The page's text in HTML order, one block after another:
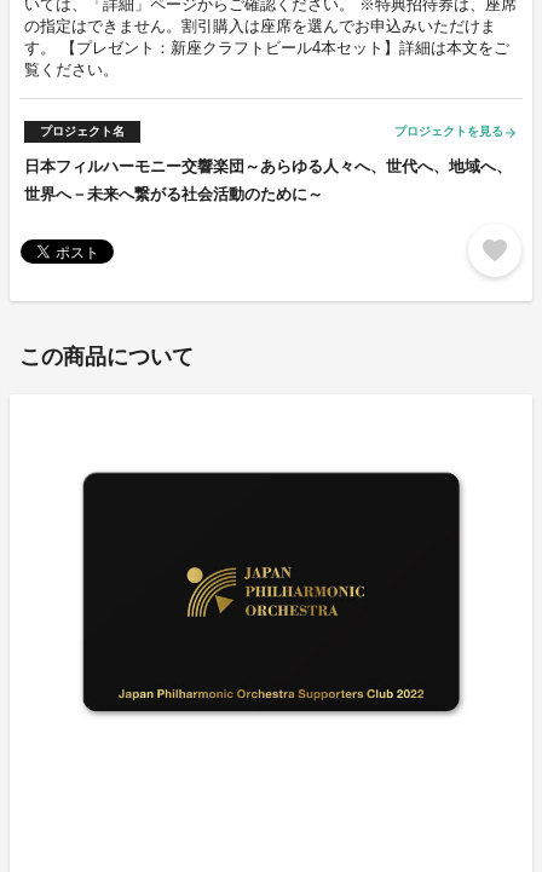
いては、「詳細」ページからご確認ください。 ※特典招待券は、座席
の指定はできません。割引購入は座席を選んでお申込みいただけま
す。 【プレゼント：新座クラフトビール4本セット】詳細は本文をご
覧ください。
プロジェクト名 プロジェクトを見る arrow_forward
日本フィルハーモニー交響楽団～あらゆる人々へ、世代へ、地域へ、
世界へ－未来へ繋がる社会活動のために～
favorite
この商品について